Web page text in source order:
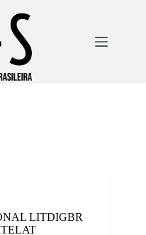
LITDIGBR